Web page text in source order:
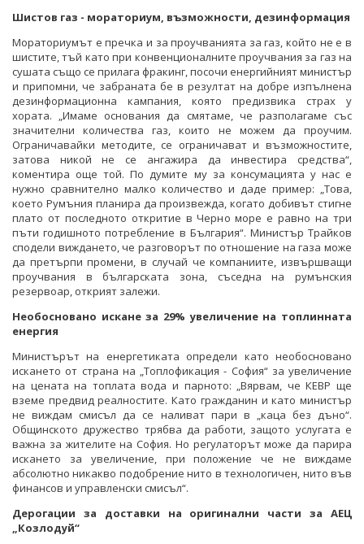
Шистов газ - мораториум, възможности, дезинформация
Мораториумът е пречка и за проучванията за газ, който не е в
шистите, тъй като при конвенционалните проучвания за газ на
сушата също се прилага фракинг, посочи енергийният министър
и припомни, че забраната бе в резултат на добре изпълнена
дезинформационна кампания, която предизвика страх у
хората. „Имаме основания да смятаме, че разполагаме със
значителни количества газ, които не можем да проучим.
Ограничавайки методите, се ограничават и възможностите,
затова никой не се ангажира да инвестира средства“,
коментира още той. По думите му за консумацията у нас е
нужно сравнително малко количество и даде пример: „Това,
което Румъния планира да произвежда, когато добивът стигне
плато от последното откритие в Черно море е равно на три
пъти годишното потребление в България“. Министър Трайков
сподели виждането, че разговорът по отношение на газа може
да претърпи промени, в случай че компаниите, извършващи
проучвания в българската зона, съседна на румънския
резервоар, открият залежи.
Необосновано искане за 29% увеличение на топлинната
енергия
Министърът на енергетиката определи като необосновано
искането от страна на „Топлофикация - София“ за увеличение
на цената на топлата вода и парното: „Вярвам, че КЕВР ще
вземе предвид реалностите. Като гражданин и като министър
не виждам смисъл да се наливат пари в „каца без дъно“.
Общинското дружество трябва да работи, защото услугата е
важна за жителите на София. Но регулаторът може да парира
искането за увеличение, при положение че не виждаме
абсолютно никакво подобрение нито в технологичен, нито във
финансов и управленски смисъл“.
Дерогации за доставки на оригинални части за АЕЦ
„Козлодуй“